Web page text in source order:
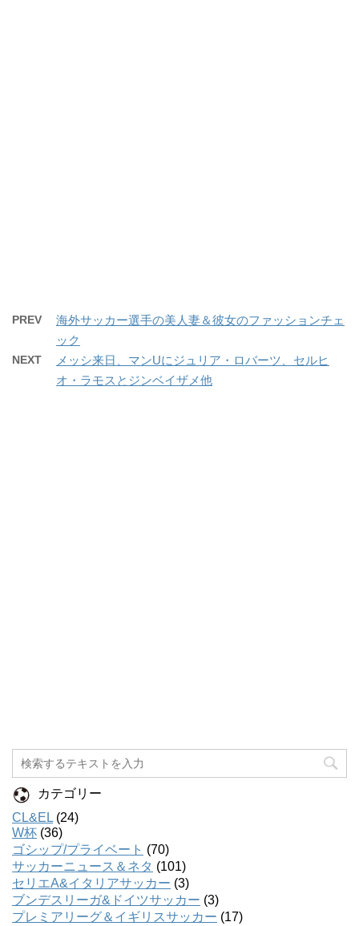
PREV
海外サッカー選手の美人妻＆彼女のファッションチェ
ック
NEXT
メッシ来日、マンUにジュリア・ロバーツ、セルヒ
オ・ラモスとジンベイザメ他
カテゴリー
CL&EL (24)
W杯 (36)
ゴシップ/プライベート (70)
サッカーニュース＆ネタ (101)
セリエA&イタリアサッカー (3)
ブンデスリーガ&ドイツサッカー (3)
プレミアリーグ＆イギリスサッカー (17)